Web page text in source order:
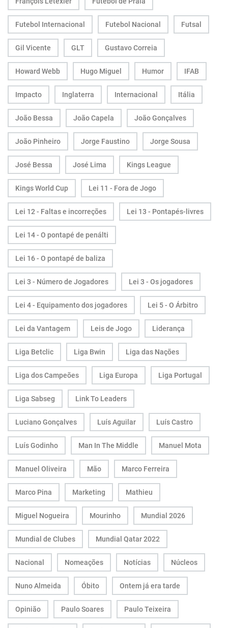
Futebol Internacional Futebol Nacional Futsal
Gil Vicente GLT Gustavo Correia
Howard Webb Hugo Miguel Humor IFAB
Impacto Inglaterra Internacional Itália
João Bessa João Capela João Gonçalves
João Pinheiro Jorge Faustino Jorge Sousa
José Bessa José Lima Kings League
Kings World Cup Lei 11 - Fora de Jogo
Lei 12 - Faltas e incorreções Lei 13 - Pontapés-livres
Lei 14 - O pontapé de penálti
Lei 16 - O pontapé de baliza
Lei 3 - Número de Jogadores Lei 3 - Os jogadores
Lei 4 - Equipamento dos jogadores Lei 5 - O Árbitro
Lei da Vantagem Leis de Jogo Liderança
Liga Betclic Liga Bwin Liga das Nações
Liga dos Campeões Liga Europa Liga Portugal
Liga Sabseg Link To Leaders
Luciano Gonçalves Luís Aguilar Luís Castro
Luís Godinho Man In The Middle Manuel Mota
Manuel Oliveira Mão Marco Ferreira
Marco Pina Marketing Mathieu
Miguel Nogueira Mourinho Mundial 2026
Mundial de Clubes Mundial Qatar 2022
Nacional Nomeações Notícias Núcleos
Nuno Almeida Óbito Ontem já era tarde
Opinião Paulo Soares Paulo Teixeira